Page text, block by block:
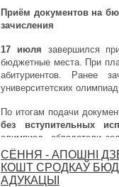
Приём документов на
зачисления
17 июля завершился
бюджетные места. При
абитуриентов. Ранее
университетских олимпиад.
По итогам подачи
без вступительных
олимпиад, обладатели
отличием, выпускники
СЁННЯ - АПОШНІ
КОШТ СРОДКАЎ
АДУКАЦЫІ